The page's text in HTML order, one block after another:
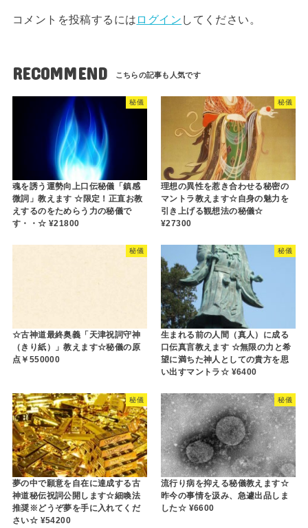
コメントを投稿するには ログイン してください。
RECOMMEND
秘儀
魂を誘う運勢向上口伝秘儀「鎮感
微詞」教えます ☆限定！正直お教
えするのをためらう力の秘儀で
す・・☆ ¥21800
秘儀
理想の異性を惹き合わせる秘密の
マントラ教えます☆自身の魅力を
引き上げる観想法の秘儀☆
¥27300
秘儀
☆古神道最終奥義「天津祝詞守神
（きり紙）」教えます☆秘儀の原
点￥550000
秘儀
生まれる前の人間（真人）に成る
口伝真言教えます ☆無限の力と希
望に満ちた神人としての貴方を思
い出すマントラ☆ ¥6400
秘儀
夢の中で願意を自在に達成する古
神道秘伝祝詞公開します☆細喚法
推奨※どうぞ夢を手に入れてくだ
さい☆ ¥54200
秘儀
流行り病を抑える秘儀教えます☆
昨今の事情を汲み、急遽出品しま
した☆ ¥6600